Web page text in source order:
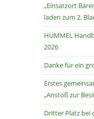
„Einsatzort
laden zum 2.
HUMMEL
2026
Danke für ein
Erstes
„Anstoß zur
Dritter Platz bei